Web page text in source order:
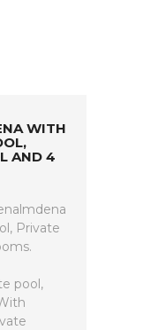
WITH
AND 4
Private
pool,